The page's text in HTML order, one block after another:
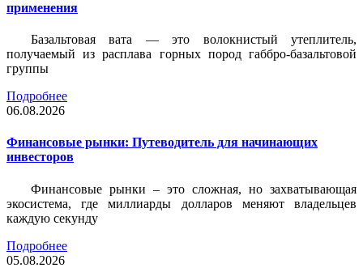
применения
Базальтовая вата — это волокнистый утеплитель,
получаемый из расплава горных пород габбро-базальтовой
группы
Подробнее
06.08.2026
Финансовые рынки: Путеводитель для начинающих
инвесторов
Финансовые рынки – это сложная, но захватывающая
экосистема, где миллиарды долларов меняют владельцев
каждую секунду
Подробнее
05.08.2026